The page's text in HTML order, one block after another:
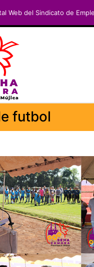
Web del Sindicato de
futbol